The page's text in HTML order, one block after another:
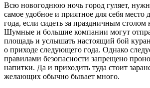
Всю новогоднюю ночь город гуляет,
самое удобное и приятное для себя место
года, если сидеть за праздничным столом
Шумные и большие компании могут
площадь и услышать настоящий бой
о приходе следующего года. Однако
правилами безопасности запрещено
напитки. Да и приходить туда стоит
желающих обычно бывает много.